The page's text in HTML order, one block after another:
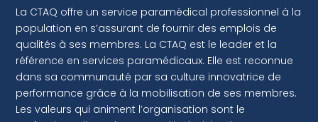
La CTAQ offre un service paramédical professionnel à la
population en s’assurant de fournir des emplois de
qualités à ses membres. La CTAQ est le leader et la
référence en services paramédicaux. Elle est reconnue
dans sa communauté par sa culture innovatrice de
performance grâce à la mobilisation de ses membres.
Les valeurs qui animent l’organisation sont le